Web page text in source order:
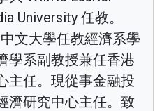
University 任教。
文大學任教經濟系學
學系副教授兼任香港
主任。現從事金融投
濟研究中心主任。致